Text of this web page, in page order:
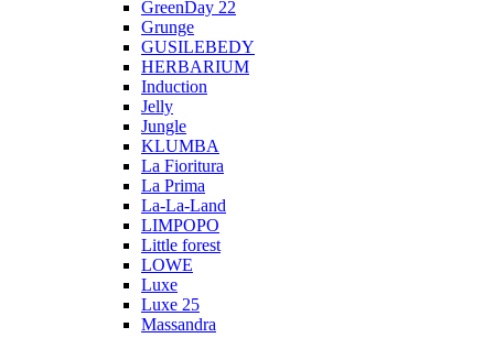
GreenDay 22
Grunge
GUSILEBEDY
HERBARIUM
Induction
Jelly
Jungle
KLUMBA
La Fioritura
La Prima
La-La-Land
LIMPOPO
Little forest
LOWE
Luxe
Luxe 25
Massandra